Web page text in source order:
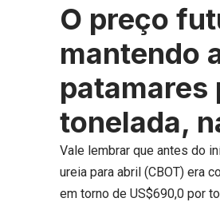
O preço
mantendo
patamares
tonelada,
Vale lembrar que antes do
ureia para abril (CBOT) era
em torno de US$690,0 por